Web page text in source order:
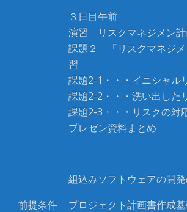
３日目午前
演習 リスクマネジメン
課題２ 「リスクマネジメ
習
課題2-1・・・イニシャル
課題2-2・・・洗い出した
課題2-3・・・リスクの対
プレゼン資料まとめ
前提条件
組込みソフトウェアの開
プロジェクト計画書作成